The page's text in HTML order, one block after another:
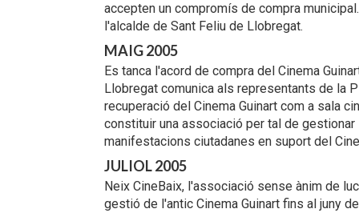
accepten un compromís de compra
l'alcalde de Sant Feliu de Llobregat.
MAIG 2005
Es tanca l'acord de compra del Cinema
Llobregat comunica als representants de la
recuperació del Cinema Guinart com a sala
constituir una associació per tal de gestionar
manifestacions ciutadanes en suport del
JULIOL 2005
Neix CineBaix, l'associació sense ànim de
gestió de l'antic Cinema Guinart fins al juny